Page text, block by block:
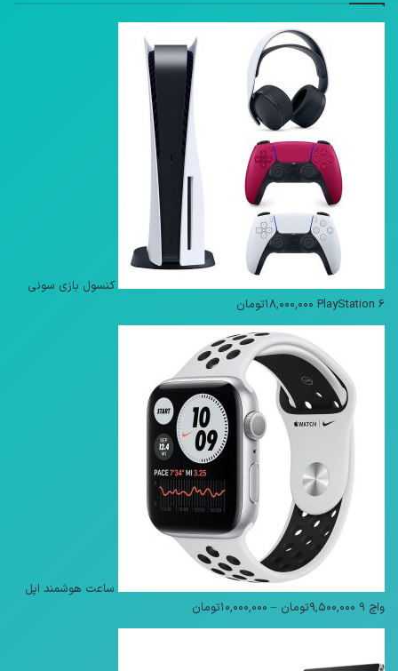
کنسول بازی سونی
PlayStation 6 ۱۸,۰۰۰,۰۰۰تومان
ساعت هوشمند اپل
واچ 9
۹,۵۰۰,۰۰۰تومان – ۱۰,۰۰۰,۰۰۰تومان
قیمت: